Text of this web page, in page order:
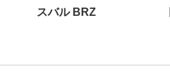
スバル BRZ